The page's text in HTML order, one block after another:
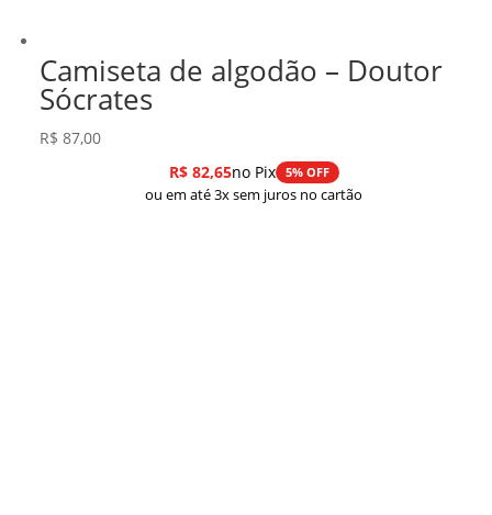
Camiseta de algodão – Doutor
Sócrates
R$ 87,00
R$82,65no Pix 5% OFF
ou em até 3x sem juros no cartão